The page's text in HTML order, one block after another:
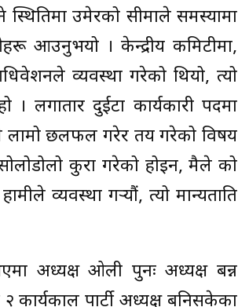
उमेरको सीमाले समस्यामा
आउनुभयो । केन्द्रीय कमिटीमा,
व्यवस्था गरेको थियो, त्यो
लगातार दुईटा कार्यकारी पदमा
लामो छलफल गरेर तय गरेको विषय
कुरा गरेको होइन, मैले को
व्यवस्था गर्‍यौं, त्यो मान्यताप्रति
अध्यक्ष ओली पुनः अध्यक्ष बन्न
पार्टी अध्यक्ष बनिसकेका